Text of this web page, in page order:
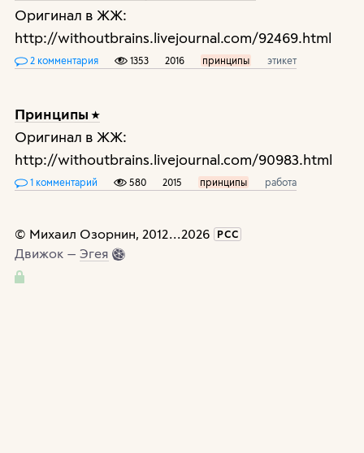
Оригинал в ЖЖ:
http://withoutbrains.livejournal.com/92469.html
2 комментария 1353 2016 принципы этикет
Принципы
Оригинал в ЖЖ:
http://withoutbrains.livejournal.com/90983.html
1 комментарий 580 2015 принципы работа
© Михаил Озорнин, 2012...2026 РСС
Движок — Эгея